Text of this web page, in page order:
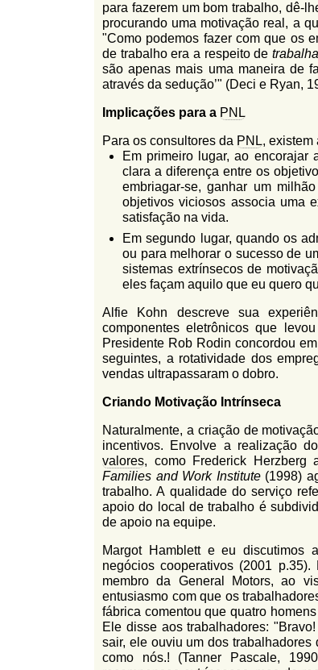
para fazerem um bom trabalho, dê-
procurando uma motivação real, a
"Como podemos fazer com que os
de trabalho era a respeito de
são apenas mais uma maneira de
através da sedução’" (Deci e Ryan,
Implicações para a PNL
Para os consultores da PNL, existem
Em primeiro lugar, ao encorajar
clara a diferença entre os
embriagar-se, ganhar um
objetivos viciosos associa uma
satisfação na vida.
Em segundo lugar, quando os
ou para melhorar o sucesso de
sistemas extrínsecos de
eles façam aquilo que eu quero
Alfie Kohn descreve sua
componentes eletrônicos que
Presidente Rob Rodin concordou
seguintes, a rotatividade dos
vendas ultrapassaram o dobro.
Criando Motivação Intrínseca
Naturalmente, a criação de
incentivos. Envolve a realização
valores, como Frederick Herzberg
Families and Work Institute(1998)
trabalho. A qualidade do serviço
apoio do local de trabalho é
de apoio na equipe.
Margot Hamblett e eu discutimos
negócios cooperativos (2001
membro da General Motors, ao
entusiasmo com que os
fábrica comentou que quatro
Ele disse aos trabalhadores:
sair, ele ouviu um dos
como nós.! (Tanner Pascale,